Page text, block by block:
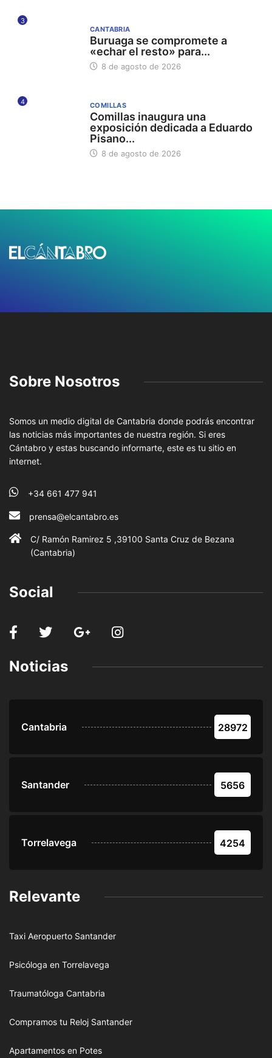
3
CANTABRIA
Buruaga se compromete a
«echar el resto» para...
8 de agosto de 2026
4 COMILLAS
Comillas inaugura una
exposición dedicada a Eduardo
Pisano...
8 de agosto de 2026
Sobre Nosotros
Somos un medio digital de Cantabria donde podrás encontrar
las noticias más importantes de nuestra región. Si eres
Cántabro y estas buscando informarte, este es tu sitio en
internet.
+34 661 477 941
prensa@elcantabro.es
C/ Ramón Ramirez 5 ,39100 Santa Cruz de Bezana
(Cantabria)
Social
Noticias
Cantabria 28972
Santander 5656
Torrelavega 4254
Relevante
Taxi Aeropuerto Santander
Psicóloga en Torrelavega
Traumatóloga Cantabria
Compramos tu Reloj Santander
Apartamentos en Potes